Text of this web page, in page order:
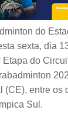
do
sexta, dia
Etapa do
(CE), entre os
Sul.